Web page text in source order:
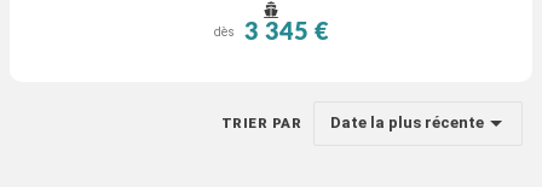
dès 3 345 €
TRIER PAR Date la plus récente